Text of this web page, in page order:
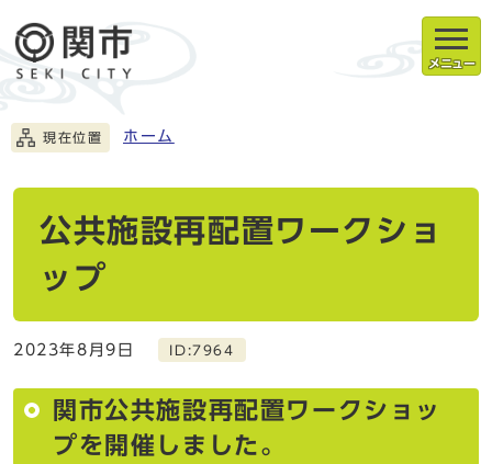
メニュー
現在位置 ホーム
公共施設再配置ワークショ
ップ
2023年8月9日 ID:7964
関市公共施設再配置ワークショッ
プを開催しました。